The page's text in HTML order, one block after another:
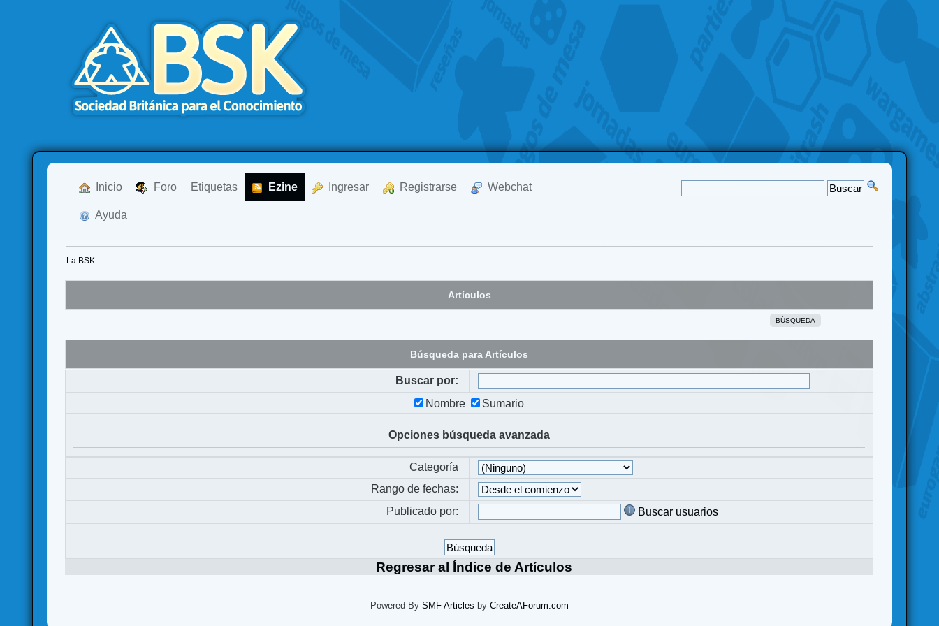
Inicio Foro Etiquetas Ezine Ingresar Registrarse Webchat
Ayuda
La BSK
Artículos
BÚSQUEDA
Búsqueda para Artículos
Buscar por:
Nombre
Sumario
Opciones búsqueda avanzada
Categoría
Rango de fechas:
Publicado por:
Buscar usuarios
Regresar al Índice de Artículos
Powered By SMF Articles by CreateAForum.com